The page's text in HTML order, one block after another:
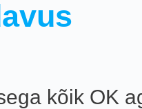
kõik OK